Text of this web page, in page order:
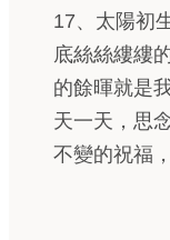
17、太陽初
底絲絲縷縷
的餘暉就是
天一天，思
不變的祝福